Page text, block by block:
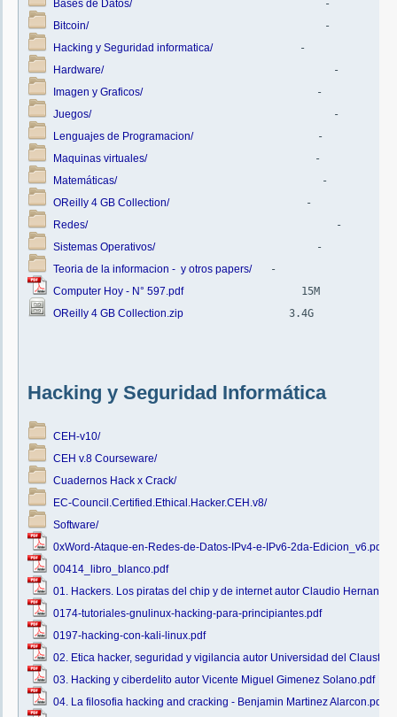
Bases de Datos/
Bitcoin/
Hacking y Seguridad informatica/
Hardware/
Imagen y Graficos/
Juegos/
Lenguajes de Programacion/
Maquinas virtuales/
Matemáticas/
OReilly 4 GB Collection/
Redes/
Sistemas Operativos/
Teoria de la informacion -  y otros papers/
Computer Hoy - N° 597.pdf
OReilly 4 GB Collection.zip
                 3.4G
Hacking y Seguridad Informática
CEH-v10/
CEH v.8 Courseware/
Cuadernos Hack x Crack/
EC-Council.Certified.Ethical.Hacker.CEH.v8/
Software/
0xWord-Ataque-en-Redes-de-Datos-IPv4-e-IPv6-2da-Edicion_v6.pdf
00414_libro_blanco.pdf
01. Hackers. Los piratas del chip y de internet autor Claudio
0174-tutoriales-gnulinux-hacking-para-principiantes.pdf
0197-hacking-con-kali-linux.pdf
02. Etica hacker, seguridad y vigilancia autor Universidad del Claustro
03. Hacking y ciberdelito autor Vicente Miguel Gimenez Solano.pdf
04. La filosofia hacking and cracking - Benjamin Martinez Alarcon.pdf